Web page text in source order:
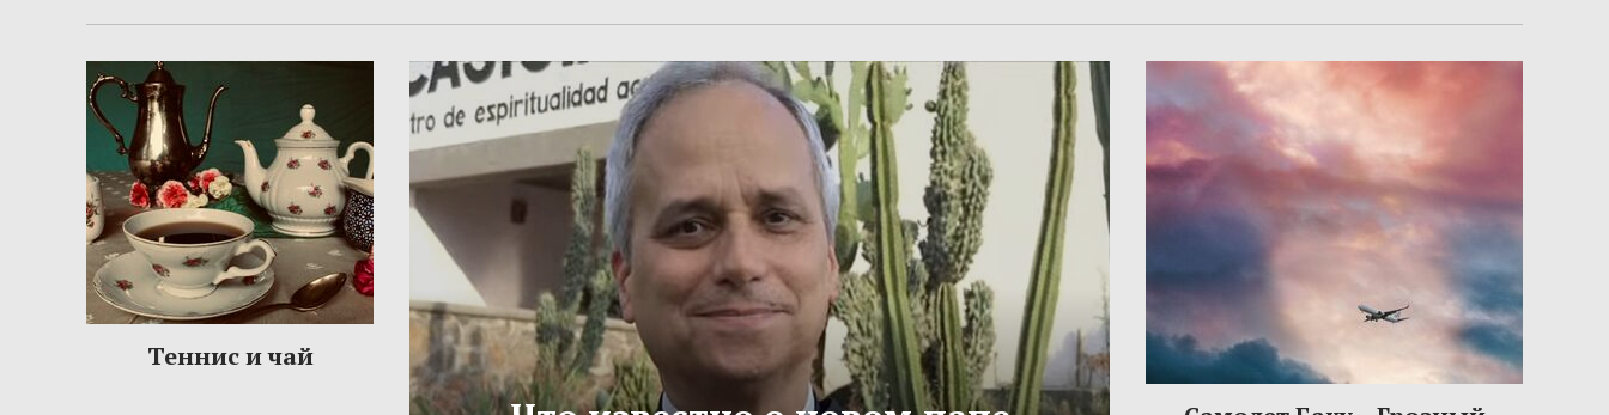
Теннис и чай